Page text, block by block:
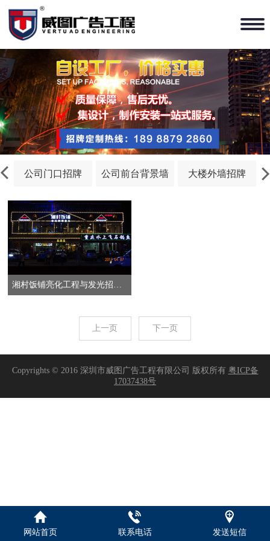
公司门口招牌 公司前台背景墙 大楼外墙招牌
上一页 下一页
Copyrights © 2016 深圳市威图广告工程有限公司 版权所有 粤ICP备
17037438号
网站首页 联系电话 发送短信